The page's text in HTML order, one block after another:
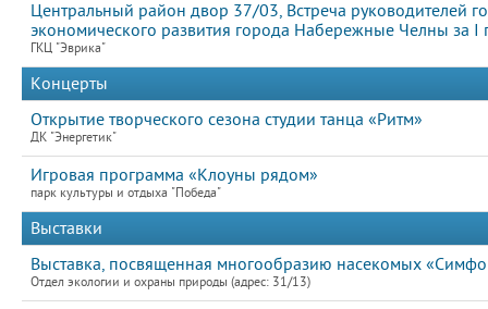
Центральный район двор 37/03, Встреча руководителей
экономического развития города Набережные Челны за I
ГКЦ "Эврика"
Концерты
Открытие творческого сезона студии танца «Ритм»
ДК "Энергетик"
Игровая программа «Клоуны рядом»
парк культуры и отдыха "Победа"
Выставки
Выставка, посвященная многообразию насекомых
Отдел экологии и охраны природы (адрес: 31/13)